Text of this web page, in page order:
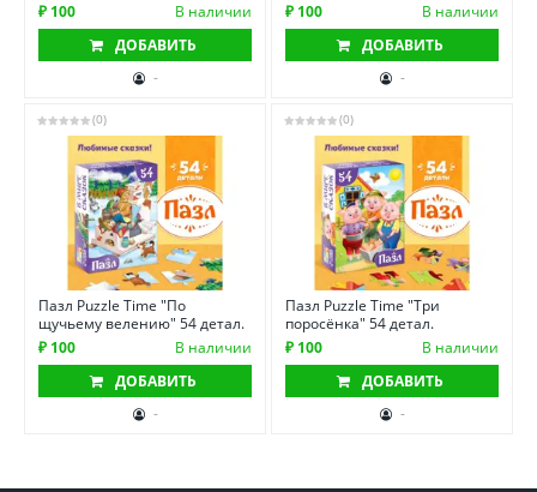
₽ 100
В наличии
ДОБАВИТЬ
-
₽ 100
В наличии
ДОБАВИТЬ
-
(0)
Пазл Puzzle Time "По
щучьему велению" 54 детал.
₽ 100
В наличии
ДОБАВИТЬ
-
(0)
Пазл Puzzle Time "Три
поросёнка" 54 детал.
₽ 100
В наличии
ДОБАВИТЬ
-